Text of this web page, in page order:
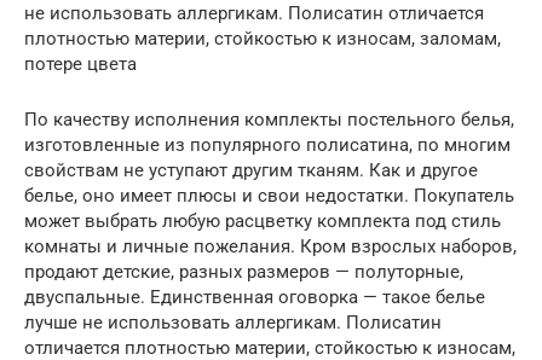
не использовать аллергикам. Полисатин отличается
плотностью материи, стойкостью к износам, заломам,
потере цвета
По качеству исполнения комплекты постельного белья,
изготовленные из популярного полисатина, по многим
свойствам не уступают другим тканям. Как и другое
белье, оно имеет плюсы и свои недостатки. Покупатель
может выбрать любую расцветку комплекта под стиль
комнаты и личные пожелания. Кром взрослых наборов,
продают детские, разных размеров — полуторные,
двуспальные. Единственная оговорка — такое белье
лучше не использовать аллергикам. Полисатин
отличается плотностью материи, стойкостью к износам,